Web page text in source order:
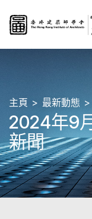
主頁 最新動態
2024年9
新聞